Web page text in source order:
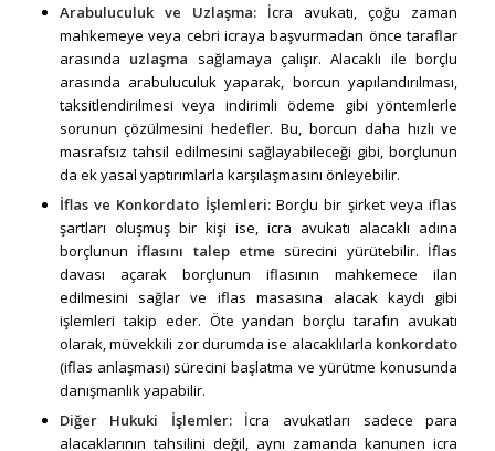
Arabuluculuk ve Uzlaşma:İcra avukatı, çoğu zaman
mahkemeye veya cebri icraya başvurmadan önce taraflar
arasında uzlaşma sağlamaya çalışır. Alacaklı ile borçlu
arasında arabuluculuk yaparak, borcun yapılandırılması,
taksitlendirilmesi veya indirimli ödeme gibi yöntemlerle
sorunun çözülmesini hedefler. Bu, borcun daha hızlı ve
masrafsız tahsil edilmesini sağlayabileceği gibi, borçlunun
da ek yasal yaptırımlarla karşılaşmasını önleyebilir.
İflas ve Konkordato İşlemleri:Borçlu bir şirket veya iflas
şartları oluşmuş bir kişi ise, icra avukatı alacaklı adına
borçlunun iflasını talep etme sürecini yürütebilir. İflas
davası açarak borçlunun iflasının mahkemece ilan
edilmesini sağlar ve iflas masasına alacak kaydı gibi
işlemleri takip eder. Öte yandan borçlu tarafın avukatı
olarak, müvekkili zor durumda ise alacaklılarla konkordato
(iflas anlaşması) sürecini başlatma ve yürütme konusunda
danışmanlık yapabilir.
Diğer Hukuki İşlemler:İcra avukatları sadece para
alacaklarının tahsilini değil, aynı zamanda kanunen icra